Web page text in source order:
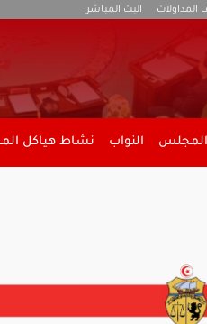
المداولات البث المباشر
المجلس النواب نشاط هياكل